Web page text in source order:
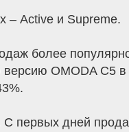
– Active и Supreme.
более
OMODA C5
первых дней